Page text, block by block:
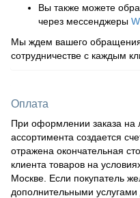
Вы также можете
через мессенджеры
Мы ждем вашего
сотрудничестве с каждым
Оплата
При оформлении заказа
ассортимента создается
отражена окончательная
клиента товаров на
Москве. Если покупатель
дополнительными услугами